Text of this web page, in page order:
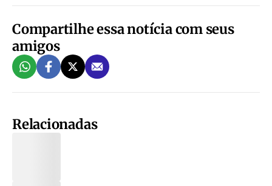
Compartilhe essa notícia com seus
amigos
Relacionadas